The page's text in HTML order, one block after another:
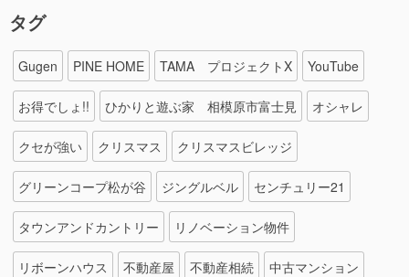
タグ
Gugen PINE HOME TAMA プロジェクトX YouTube
お得でしょ!! ひかりと遊ぶ家 相模原市富士見 オシャレ
クセが強い クリスマス クリスマスビレッジ
グリーンコープ松が谷 ジングルベル センチュリー21
タウンアンドカントリー リノベーション物件
リボーンハウス 不動産屋 不動産相続 中古マンション